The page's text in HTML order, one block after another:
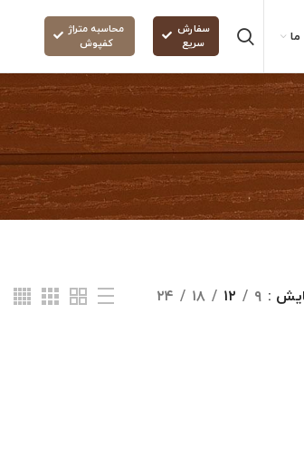
سفارش
سریع
محاسبه متراژ
کفپوش
۹ ۱۲ ۱۸ ۲۴